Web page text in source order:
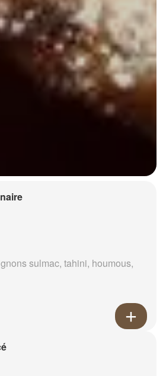
sulmac, tahini, houmous,